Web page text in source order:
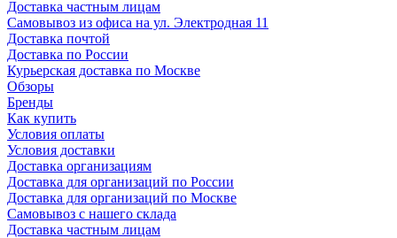
Доставка частным лицам
Самовывоз из офиса на ул. Электродная 11
Доставка почтой
Доставка по России
Курьерская доставка по Москве
Обзоры
Бренды
Как купить
Условия оплаты
Условия доставки
Доставка организациям
Доставка для организаций по России
Доставка для организаций по Москве
Самовывоз с нашего склада
Доставка частным лицам